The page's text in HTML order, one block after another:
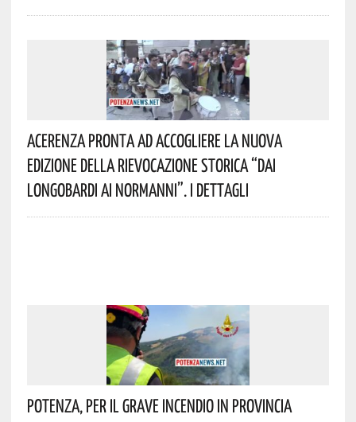
Acerenza Pronta Ad Accogliere La Nuova
Edizione Della Rievocazione Storica “Dai
Longobardi Ai Normanni”. I Dettagli
Potenza, Per Il Grave Incendio In Provincia